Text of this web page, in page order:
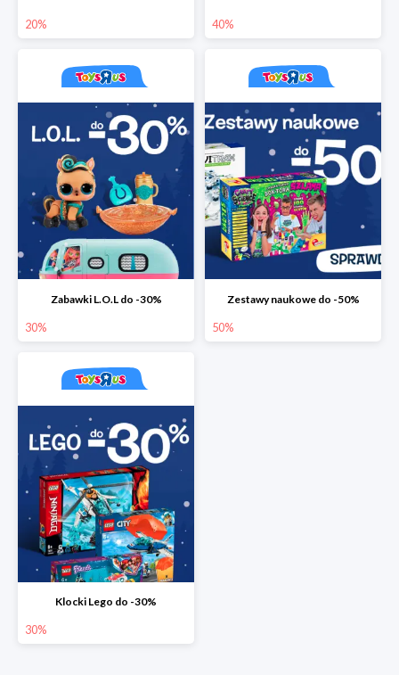
20% 40%
Zabawki L.O.L do -30%
30%
Zestawy naukowe do -50%
50%
Klocki Lego do -30%
30%